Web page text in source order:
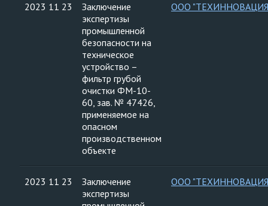
2023 11 23
Заключение
экспертизы
промышленной
безопасности на
техническое
устройство –
фильтр грубой
очистки ФМ-10-
60, зав. № 47426,
применяемое на
опасном
производственном
объекте
ООО
2023 11 23
Заключение
экспертизы
ООО